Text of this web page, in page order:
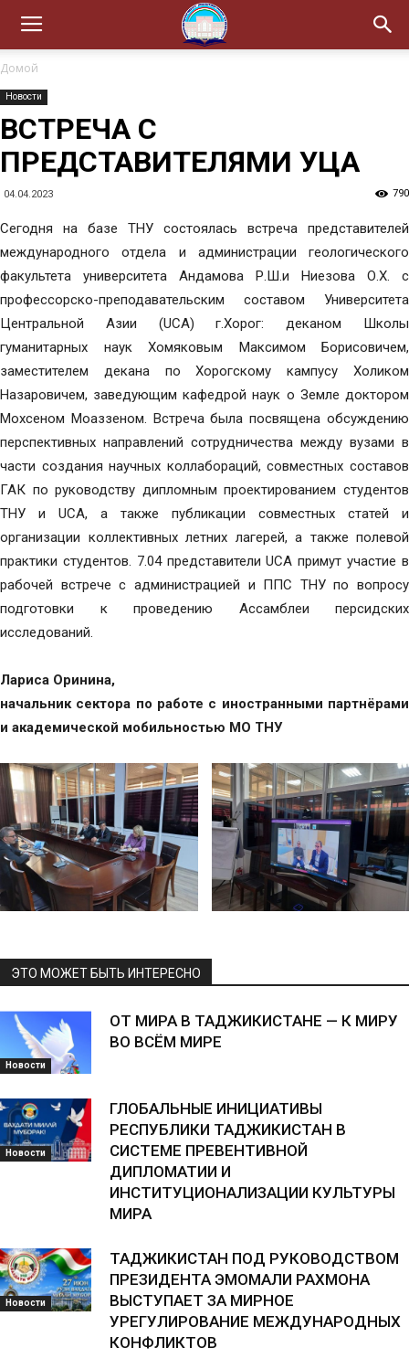
Домой
Новости
ВСТРЕЧА С
ПРЕДСТАВИТЕЛЯМИ УЦА
04.04.2023 790
Сегодня на базе ТНУ состоялась встреча представителей
международного отдела и администрации геологического
факультета университета Андамова Р.Ш.и Ниезова О.Х. с
профессорско-преподавательским составом Университета
Центральной Азии (UCA) г.Хорог: деканом Школы
гуманитарных наук Хомяковым Максимом Борисовичем,
заместителем декана по Хорогскому кампусу Холиком
Назаровичем, заведующим кафедрой наук о Земле доктором
Мохсеном Моаззеном. Встреча была посвящена обсуждению
перспективных направлений сотрудничества между вузами в
части создания научных коллабораций, совместных составов
ГАК по руководству дипломным проектированием студентов
ТНУ и UCA, а также публикации совместных статей и
организации коллективных летних лагерей, а также полевой
практики студентов. 7.04 представители UCA примут участие в
рабочей встрече с администрацией и ППС ТНУ по вопросу
подготовки к проведению Ассамблеи персидских
исследований.
Лариса Оринина,
начальник сектора по работе с иностранными партнёрами
и академической мобильностью МО ТНУ
ЭТО МОЖЕТ БЫТЬ ИНТЕРЕСНО
Новости
ОТ МИРА В ТАДЖИКИСТАНЕ — К МИРУ
ВО ВСЁМ МИРЕ
Новости
ГЛОБАЛЬНЫЕ ИНИЦИАТИВЫ
РЕСПУБЛИКИ ТАДЖИКИСТАН В
СИСТЕМЕ ПРЕВЕНТИВНОЙ
ДИПЛОМАТИИ И
ИНСТИТУЦИОНАЛИЗАЦИИ КУЛЬТУРЫ
МИРА
Новости
ТАДЖИКИСТАН ПОД РУКОВОДСТВОМ
ПРЕЗИДЕНТА ЭМОМАЛИ РАХМОНА
ВЫСТУПАЕТ ЗА МИРНОЕ
УРЕГУЛИРОВАНИЕ МЕЖДУНАРОДНЫХ
КОНФЛИКТОВ